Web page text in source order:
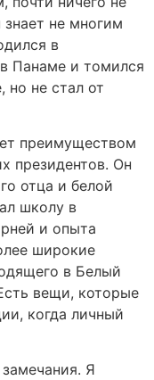
не многим
в
Панаме и томился
но не стал от
преимуществом
президентов. Он
отца и белой
школу в
и опыта
широкие
в Белый
вещи, которые
когда личный
Я